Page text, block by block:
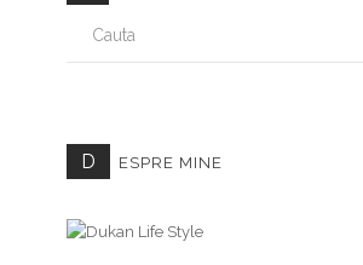
D ESPRE MINE